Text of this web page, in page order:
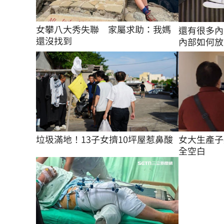
女攀八大秀失聯　家屬求助：我媽
還沒找到
還有很多
內部如何
垃圾滿地！13子女擠10坪屋惹鼻酸 女大生產
全空白